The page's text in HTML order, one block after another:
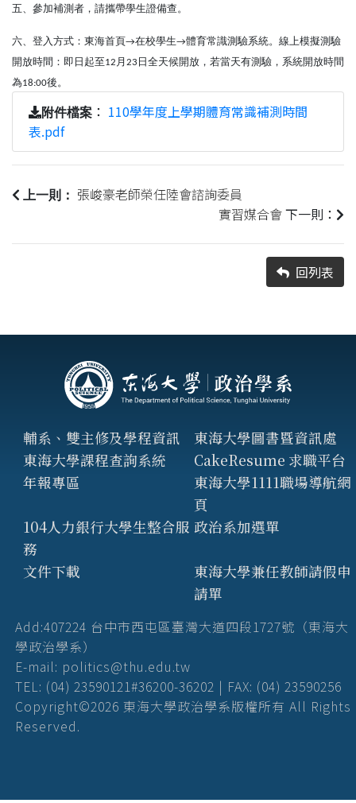
五、參加補測者，請攜帶學生證備查。
六、登入方式：東海首頁→在校學生→體育常識測驗系統。線上模擬測驗
開放時間：即日起至12 月 23 日全天候開放，若當天有測驗，系統開放時間
為18:00後。
附件檔案 ： 110學年度上學期體育常識補測時間
表.pdf
上一則：
張峻豪老師榮任陸會諮詢委員
實習媒合會下一則：
回列表
輔系、雙主修及學程資訊
東海大學圖書暨資訊處
東海大學課程查詢系統
CakeResume 求職平台
年報專區
東海大學1111職場導航網
頁
104人力銀行大學生整合服
務
政治系加選單
文件下載
東海大學兼任教師請假申
請單
Add:407224 台中市西屯區臺灣大道四段1727號（東海大
學政治學系）
E-mail: politics@thu.edu.tw
TEL: (04) 23590121#36200-36202 | FAX: (04) 23590256
Copyright©2026 東海大學政治學系版權所有 All Rights
Reserved.